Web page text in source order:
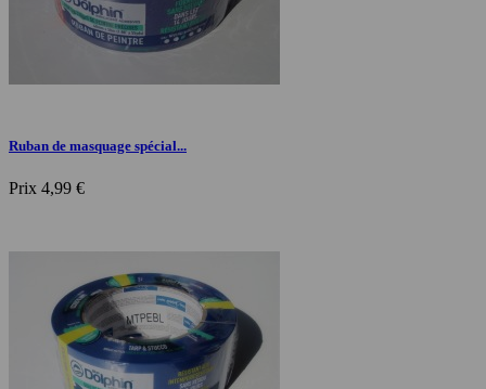
Ruban de masquage spécial...
Prix 4,99 €